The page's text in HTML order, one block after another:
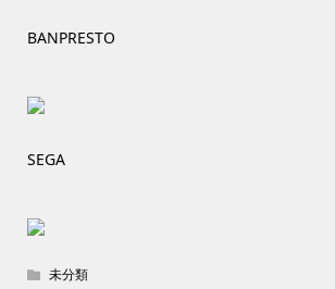
BANPRESTO
SEGA
未分類